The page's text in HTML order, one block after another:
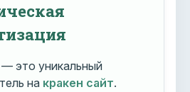
— это уникальный
на кракен сайт.